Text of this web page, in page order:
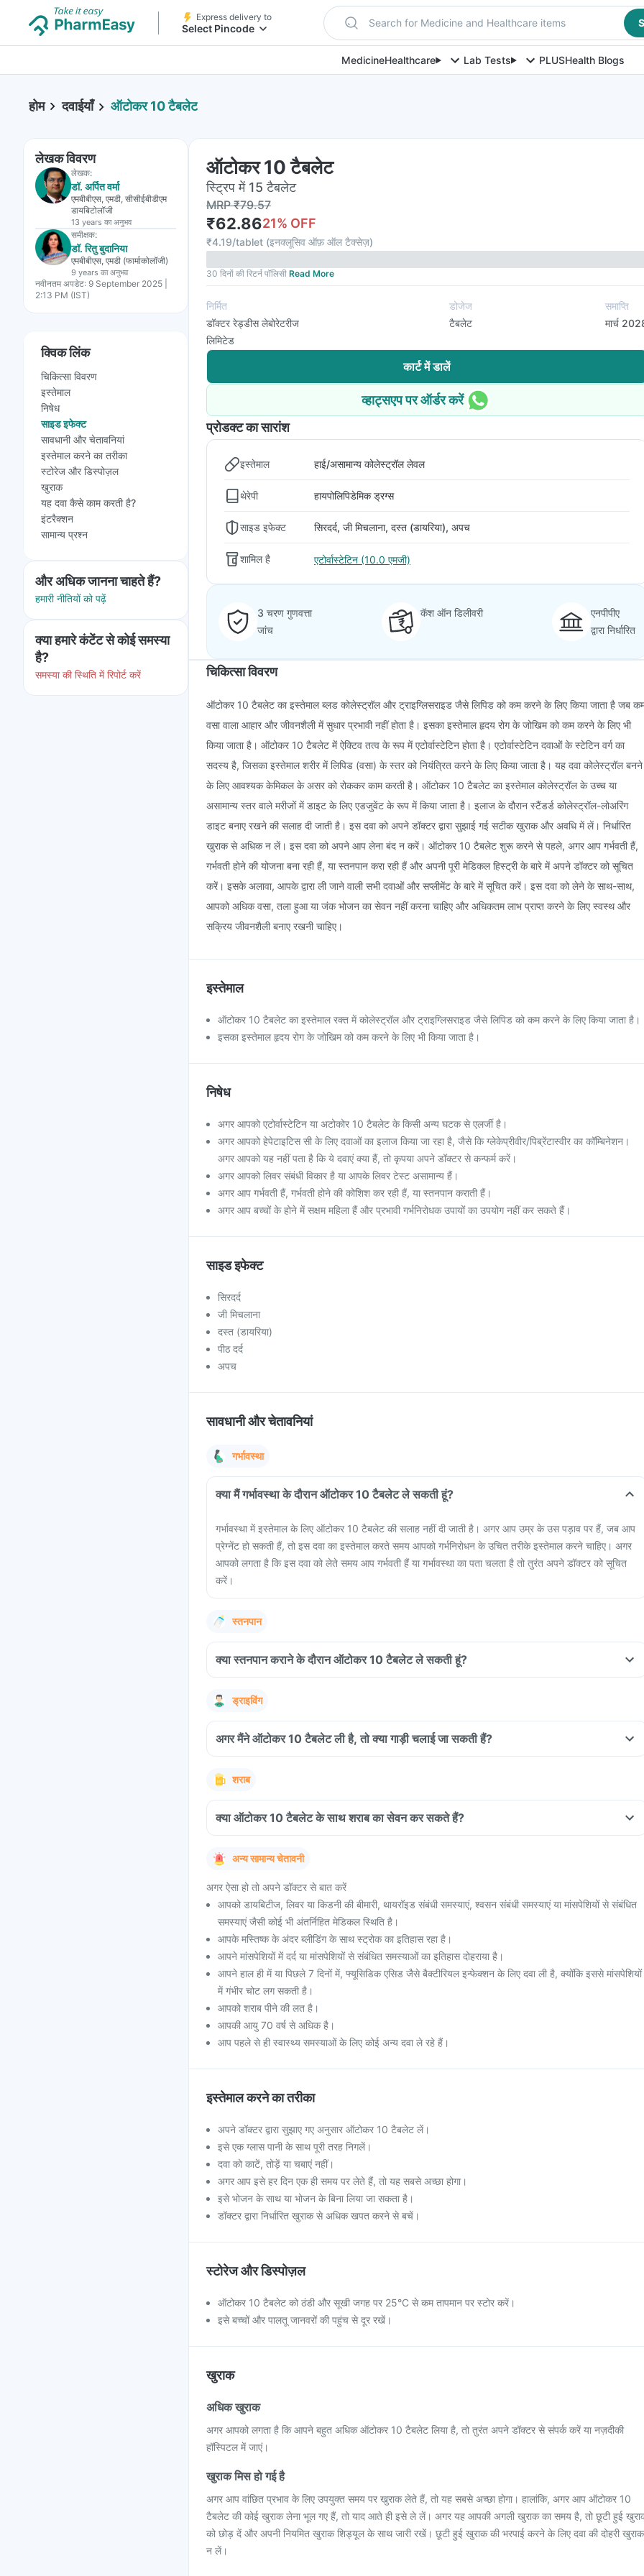
Express delivery to
Select Pincode Search for Medicine and Healthcare items
MedicineHealthcare Lab Tests PLUSHealth Blogs
होम दवाईयाँ ऑटोकर 10 टैबलेट
लेखक विवरण
लेखक:
डॉ. अर्पित वर्मा
एमबीबीएस, एमडी, सीसीईबीडीएम
डायबिटोलॉजी
13 years का अनुभव
समीक्षक:
डॉ. रितु बुदानिया
एमबीबीएस, एमडी (फार्माकोलॉजी)
9 years का अनुभव
नवीनतम अपडेट: 9 September 2025 |
2:13 PM (IST)
क्विक लिंक
चिकित्सा विवरण
इस्तेमाल
निषेध
साइड इफेक्ट
सावधानी और चेतावनियां
इस्तेमाल करने का तरीका
स्टोरेज और डिस्पोज़ल
खुराक
यह दवा कैसे काम करती है?
इंटरैक्शन
सामान्य प्रश्न
और अधिक जानना चाहते हैं?
हमारी नीतियों को पढ़ें
क्या हमारे कंटेंट से कोई समस्या
है?
समस्या की स्थिति में रिपोर्ट करें
ऑटोकर 10 टैबलेट
स्ट्रिप में 15 टैबलेट
MRP₹79.57
₹62.8621% OFF
₹4.19/tablet (इनक्लूसिव ऑफ़ ऑल टैक्सेज़)
30 दिनों की रिटर्न पॉलिसी Read More
निर्मित
डॉक्टर रेड्डीस लेबोरेटरीज
लिमिटेड
डोजेज
टैबलेट
समाप्ति
मार्च
कार्ट में डालें
व्हाट्सएप पर ऑर्डर करें
प्रोडक्ट का सारांश
इस्तेमाल हाई/असामान्य कोलेस्ट्रॉल लेवल
थेरेपी हायपोलिपिडेमिक ड्रग्स
साइड इफेक्ट सिरदर्द, जी मिचलाना, दस्त (डायरिया), अपच
शामिल है एटोर्वास्टेटिन (10.0 एमजी)
3 चरण गुणवत्ता
जांच
कॅश ऑन डिलीवरी
एनपीपीए
द्वारा निर्धारित
चिकित्सा विवरण
ऑटोकर 10 टैबलेट का इस्तेमाल ब्लड कोलेस्ट्रॉल और ट्राइग्लिसराइड जैसे लिपिड को कम करने के लिए किया जाता है जब
वसा वाला आहार और जीवनशैली में सुधार प्रभावी नहीं होता है। इसका इस्तेमाल हृदय रोग के जोखिम को कम करने के लिए भी
किया जाता है। ऑटोकर 10 टैबलेट में ऐक्टिव तत्व के रूप में एटोर्वास्टेटिन होता है। एटोर्वास्टेटिन दवाओं के स्टेटिन वर्ग का
सदस्य है, जिसका इस्तेमाल शरीर में लिपिड (वसा) के स्तर को नियंत्रित करने के लिए किया जाता है। यह दवा कोलेस्ट्रॉल बनने
के लिए आवश्यक केमिकल के असर को रोककर काम करती है। ऑटोकर 10 टैबलेट का इस्तेमाल कोलेस्ट्रॉल के उच्च या
असामान्य स्तर वाले मरीजों में डाइट के लिए एडजुवेंट के रूप में किया जाता है। इलाज के दौरान स्टैंडर्ड कोलेस्ट्रॉल-लोअरिंग
डाइट बनाए रखने की सलाह दी जाती है। इस दवा को अपने डॉक्टर द्वारा सुझाई गई सटीक खुराक और अवधि में लें। निर्धारित
खुराक से अधिक न लें। इस दवा को अपने आप लेना बंद न करें। ऑटोकर 10 टैबलेट शुरू करने से पहले, अगर आप गर्भवती हैं,
गर्भवती होने की योजना बना रही हैं, या स्तनपान करा रही हैं और अपनी पूरी मेडिकल हिस्ट्री के बारे में अपने डॉक्टर को सूचित
करें। इसके अलावा, आपके द्वारा ली जाने वाली सभी दवाओं और सप्लीमेंट के बारे में सूचित करें। इस दवा को लेने के साथ-साथ,
आपको अधिक वसा, तला हुआ या जंक भोजन का सेवन नहीं करना चाहिए और अधिकतम लाभ प्राप्त करने के लिए स्वस्थ और
सक्रिय जीवनशैली बनाए रखनी चाहिए।
इस्तेमाल
ऑटोकर 10 टैबलेट का इस्तेमाल रक्त में कोलेस्ट्रॉल और ट्राइग्लिसराइड जैसे लिपिड को कम करने के लिए किया जाता है।
इसका इस्तेमाल हृदय रोग के जोखिम को कम करने के लिए भी किया जाता है।
निषेध
अगर आपको एटोर्वास्टेटिन या अटोकोर 10 टैबलेट के किसी अन्य घटक से एलर्जी है।
अगर आपको हेपेटाइटिस सी के लिए दवाओं का इलाज किया जा रहा है, जैसे कि ग्लेकेप्रीवीर/पिब्रेंटास्वीर का कॉम्बिनेशन।
अगर आपको यह नहीं पता है कि ये दवाएं क्या हैं, तो कृपया अपने डॉक्टर से कन्फर्म करें।
अगर आपको लिवर संबंधी विकार है या आपके लिवर टेस्ट असामान्य हैं।
अगर आप गर्भवती हैं, गर्भवती होने की कोशिश कर रही हैं, या स्तनपान कराती हैं।
अगर आप बच्चों के होने में सक्षम महिला हैं और प्रभावी गर्भनिरोधक उपायों का उपयोग नहीं कर सकते हैं।
साइड इफेक्ट
सिरदर्द
जी मिचलाना
दस्त (डायरिया)
पीठ दर्द
अपच
सावधानी और चेतावनियां
गर्भावस्था
क्या मैं गर्भावस्था के दौरान ऑटोकर 10 टैबलेट ले सकती हूं?
गर्भावस्था में इस्तेमाल के लिए ऑटोकर 10 टैबलेट की सलाह नहीं दी जाती है। अगर आप उम्र के उस पड़ाव पर हैं, जब आप
प्रेग्नेंट हो सकती हैं, तो इस दवा का इस्तेमाल करते समय आपको गर्भनिरोधन के उचित तरीके इस्तेमाल करने चाहिए। अगर
आपको लगता है कि इस दवा को लेते समय आप गर्भवती हैं या गर्भावस्था का पता चलता है तो तुरंत अपने डॉक्टर को सूचित
करें।
स्तनपान
क्या स्तनपान कराने के दौरान ऑटोकर 10 टैबलेट ले सकती हूं?
ड्राइविंग
अगर मैंने ऑटोकर 10 टैबलेट ली है, तो क्या गाड़ी चलाई जा सकती हैं?
शराब
क्या ऑटोकर 10 टैबलेट के साथ शराब का सेवन कर सकते हैं?
अन्य सामान्य चेतावनी
अगर ऐसा हो तो अपने डॉक्टर से बात करें
आपको डायबिटीज, लिवर या किडनी की बीमारी, थायरॉइड संबंधी समस्याएं, श्वसन संबंधी समस्याएं या मांसपेशियों से संबंधित
समस्याएं जैसी कोई भी अंतर्निहित मेडिकल स्थिति है।
आपके मस्तिष्क के अंदर ब्लीडिंग के साथ स्ट्रोक का इतिहास रहा है।
आपने मांसपेशियों में दर्द या मांसपेशियों से संबंधित समस्याओं का इतिहास दोहराया है।
आपने हाल ही में या पिछले 7 दिनों में, फ्यूसिडिक एसिड जैसे बैक्टीरियल इन्फेक्शन के लिए दवा ली है, क्योंकि इससे मांसपेशियों
में गंभीर चोट लग सकती है।
आपको शराब पीने की लत है।
आपकी आयु 70 वर्ष से अधिक है।
आप पहले से ही स्वास्थ्य समस्याओं के लिए कोई अन्य दवा ले रहे हैं।
इस्तेमाल करने का तरीका
अपने डॉक्टर द्वारा सुझाए गए अनुसार ऑटोकर 10 टैबलेट लें।
इसे एक ग्लास पानी के साथ पूरी तरह निगलें।
दवा को काटें, तोड़ें या चबाएं नहीं।
अगर आप इसे हर दिन एक ही समय पर लेते हैं, तो यह सबसे अच्छा होगा।
इसे भोजन के साथ या भोजन के बिना लिया जा सकता है।
डॉक्टर द्वारा निर्धारित खुराक से अधिक खपत करने से बचें।
स्टोरेज और डिस्पोज़ल
ऑटोकर 10 टैबलेट को ठंडी और सूखी जगह पर 25°C से कम तापमान पर स्टोर करें।
इसे बच्चों और पालतू जानवरों की पहुंच से दूर रखें।
खुराक
अधिक खुराक
अगर आपको लगता है कि आपने बहुत अधिक ऑटोकर 10 टैबलेट लिया है, तो तुरंत अपने डॉक्टर से संपर्क करें या नज़दीकी
हॉस्पिटल में जाएं।
खुराक मिस हो गई है
अगर आप वांछित प्रभाव के लिए उपयुक्त समय पर खुराक लेते हैं, तो यह सबसे अच्छा होगा। हालांकि, अगर आप ऑटोकर 10
टैबलेट की कोई खुराक लेना भूल गए हैं, तो याद आते ही इसे ले लें। अगर यह आपकी अगली खुराक का समय है, तो छूटी हुई
को छोड़ दें और अपनी नियमित खुराक शिड्यूल के साथ जारी रखें। छूटी हुई खुराक की भरपाई करने के लिए दवा की दोहरी खुराक
न लें।